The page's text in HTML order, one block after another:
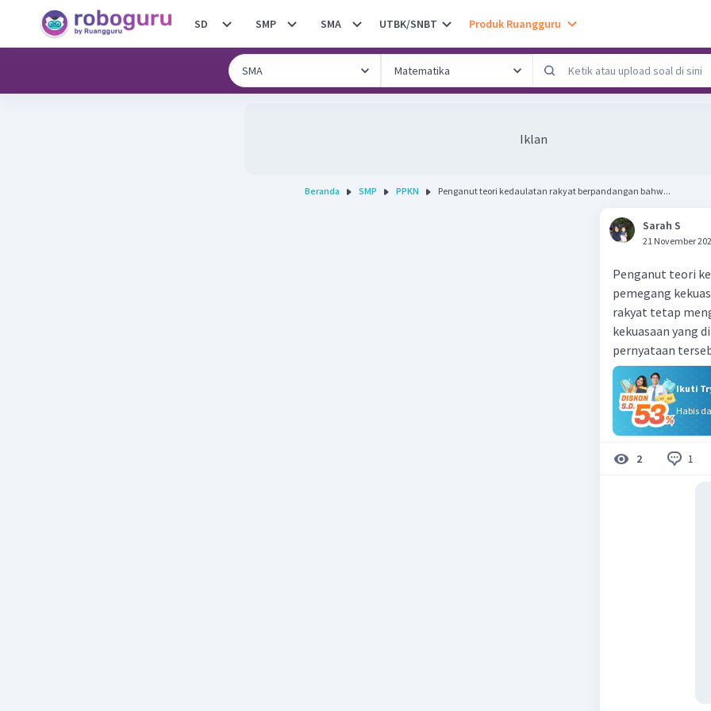
SD SMP SMA UTBK/SNBT Produk Ruangguru
Iklan
Beranda SMP PPKN Penganut teori kedaulatan rakyat berpandangan bahw...
Sarah S
21 November
Penganut teori
pemegang
rakyat tetap
kekuasaan yang
pernyataan
Ikuti
Habis
2 1